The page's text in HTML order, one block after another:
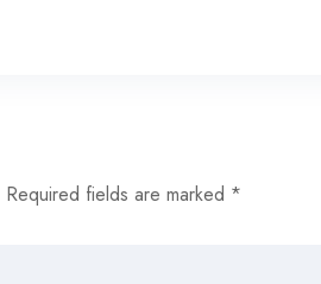
Required fields are marked *